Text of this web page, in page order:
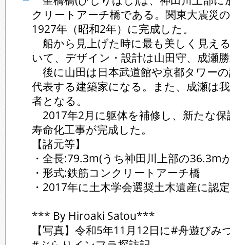
クリートアーチ橋である。関東大震災
1927年（昭和2年）に完成した。
船から見上げた時に最も美しく見え
いて、デザイン・設計は山田守、成瀬
後に山田は日本武道館や京都タワー
代表する建築家になる。また、成瀬は
者となる。
2017年2月に躯体を補修し、新たな
寿命化工事が完成した。
【諸元等】
・全長:79.3m(うち神田川上部の36.3m
・形式:鉄筋コンクリートアーチ橋
・2017年に土木学会選奨土木遺産に認定
*** By Hiroaki Satou***
【写真】令和5年11月12日に#舟遊び